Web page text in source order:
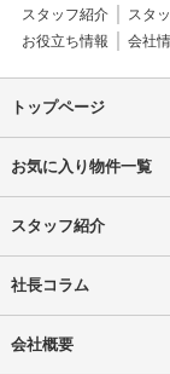
スタッフ紹介 スタ
お役立ち情報
会社
トップページ
お気に入り物件一覧
スタッフ紹介
社長コラム
会社概要